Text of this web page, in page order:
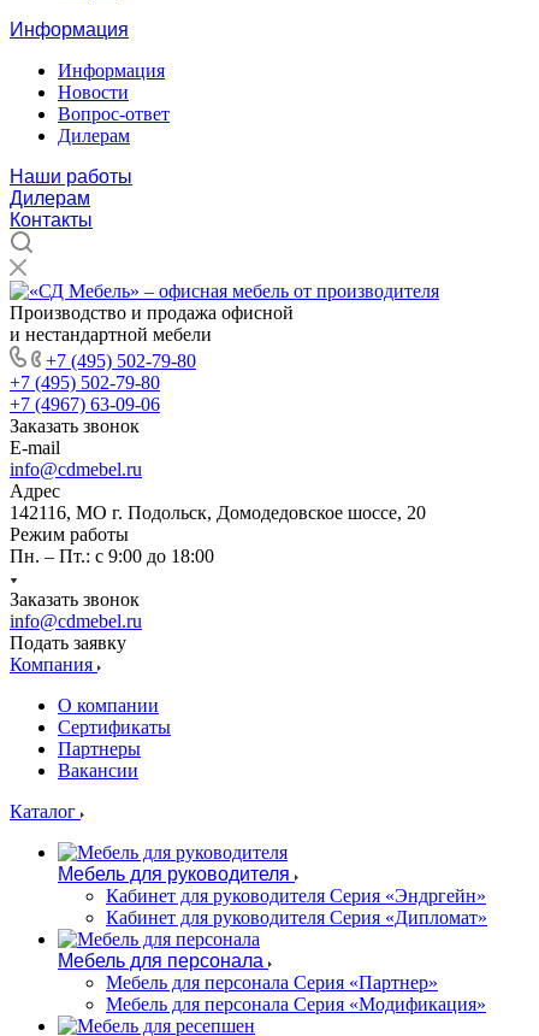
Информация
Информация
Новости
Вопрос-ответ
Дилерам
Наши работы
Дилерам
Контакты
Производство и продажа офисной
и нестандартной мебели
+7 (495) 502-79-80
+7 (495) 502-79-80
+7 (4967) 63-09-06
Заказать звонок
E-mail
info@cdmebel.ru
Адрес
142116, МО г. Подольск, Домодедовское шоссе, 20
Режим работы
Пн. – Пт.: с 9:00 до 18:00
Заказать звонок
info@cdmebel.ru
Подать заявку
Компания
О компании
Сертификаты
Партнеры
Вакансии
Каталог
Мебель для руководителя
Кабинет для руководителя Серия «Эндргейн»
Кабинет для руководителя Серия «Дипломат»
Мебель для персонала
Мебель для персонала Серия «Партнер»
Мебель для персонала Серия «Модификация»